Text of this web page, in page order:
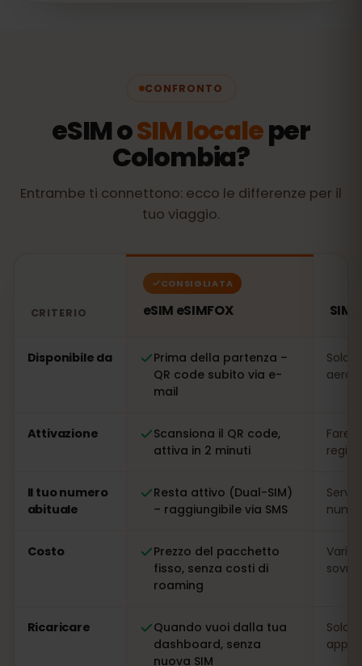
CONFRONTO
eSIM oSIM localeper
Colombia?
Entrambe ti connettono: ecco le differenze per il
tuo viaggio.
CRITERIO
CONSIGLIATA
eSIM eSIMFOX SIM
Disponibile da
Prima della partenza –
QR code subito via e-
mail
Solo
Attivazione
Scansiona il QR code,
attiva in 2 minuti
Fare
Il tuo numero
abituale
Resta attivo (Dual-SIM)
– raggiungibile via SMS
Costo
Prezzo del pacchetto
fisso, senza costi di
roaming
Ricaricare
Quando vuoi dalla tua
dashboard, senza
nuova SIM
Solo
app